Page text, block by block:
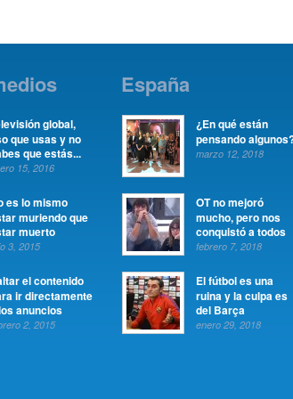
global,
que usas y no
que estás...
15, 2016
es lo mismo
muriendo que
muerto
3, 2015
el contenido
ir directamente
anuncios
2, 2015
España
¿En qué están
pensando
marzo 12, 2018
OT no mejoró
mucho, pero nos
conquistó a todos
febrero 7, 2018
El fútbol es una
ruina y la culpa es
del Barça
enero 29, 2018